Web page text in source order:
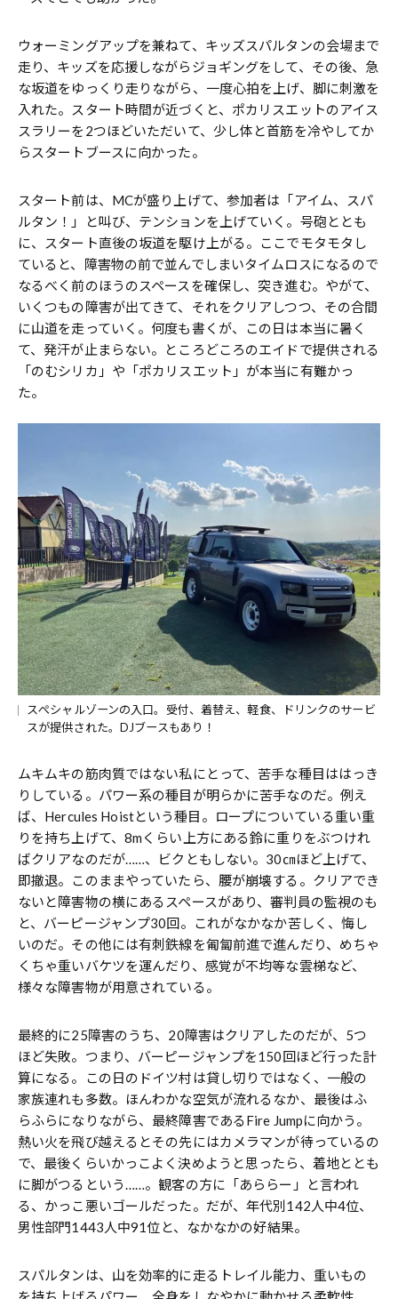
ウォーミングアップを兼ねて、キッズスパルタンの会場まで
走り、キッズを応援しながらジョギングをして、その後、急
な坂道をゆっくり走りながら、一度心拍を上げ、脚に刺激を
入れた。スタート時間が近づくと、ポカリスエットのアイス
スラリーを2つほどいただいて、少し体と首筋を冷やしてか
らスタートブースに向かった。
スタート前は、MCが盛り上げて、参加者は「アイム、スパ
ルタン！」と叫び、テンションを上げていく。号砲ととも
に、スタート直後の坂道を駆け上がる。ここでモタモタし
ていると、障害物の前で並んでしまいタイムロスになるので
なるべく前のほうのスペースを確保し、突き進む。やがて、
いくつもの障害が出てきて、それをクリアしつつ、その合間
に山道を走っていく。何度も書くが、この日は本当に暑く
て、発汗が止まらない。ところどころのエイドで提供される
「のむシリカ」や「ポカリスエット」が本当に有難かっ
た。
スぺシャルゾーンの入口。受付、着替え、軽食、ドリンクのサービ
スが提供された。DJブースもあり！
ムキムキの筋肉質ではない私にとって、苦手な種目ははっき
りしている。パワー系の種目が明らかに苦手なのだ。例え
ば、Hercules Hoistという種目。ロープについている重い重
りを持ち上げて、8mくらい上方にある鈴に重りをぶつけれ
ばクリアなのだが……、ビクともしない。30㎝ほど上げて、
即撤退。このままやっていたら、腰が崩壊する。クリアでき
ないと障害物の横にあるスペースがあり、審判員の監視のも
と、バーピージャンプ30回。これがなかなか苦しく、悔し
いのだ。その他には有刺鉄線を匍匐前進で進んだり、めちゃ
くちゃ重いバケツを運んだり、感覚が不均等な雲梯など、
様々な障害物が用意されている。
最終的に25障害のうち、20障害はクリアしたのだが、5つ
ほど失敗。つまり、バーピージャンプを150回ほど行った計
算になる。この日のドイツ村は貸し切りではなく、一般の
家族連れも多数。ほんわかな空気が流れるなか、最後はふ
らふらになりながら、最終障害であるFire Jumpに向かう。
熱い火を飛び越えるとその先にはカメラマンが待っているの
で、最後くらいかっこよく決めようと思ったら、着地ととも
に脚がつるという……。観客の方に「あららー」と言われ
る、かっこ悪いゴールだった。だが、年代別142人中4位、
男性部門1443人中91位と、なかなかの好結果。
スパルタンは、山を効率的に走るトレイル能力、重いもの